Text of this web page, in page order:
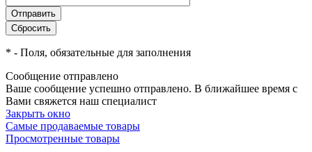
* - Поля, обязательные для заполнения
Сообщение отправлено
Ваше сообщение успешно отправлено. В ближайшее время с
Вами свяжется наш специалист
Закрыть окно
Самые продаваемые товары
Просмотренные товары